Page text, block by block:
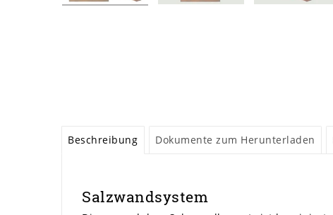
Beschreibung Dokumente zum Herunterladen
Salzwandsystem